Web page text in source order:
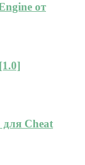
от
для Cheat